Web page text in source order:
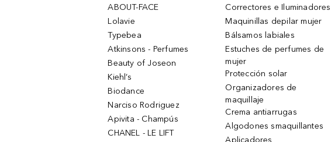
ABOUT-FACE
Lolavie
Typebea
Atkinsons - Perfumes
Beauty of Joseon
Kiehl’s
Biodance
Narciso Rodriguez
Apivita - Champús
CHANEL - LE LIFT
Correctores e Iluminadores
Maquinillas depilar mujer
Bálsamos labiales
Estuches de perfumes de
mujer
Protección solar
Organizadores de
maquillaje
Crema antiarrugas
Algodones smaquillantes
Aplicadores